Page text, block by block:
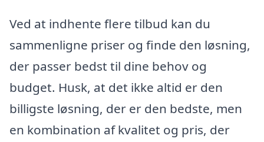
Ved at indhente flere tilbud kan du
sammenligne priser og finde den løsning,
der passer bedst til dine behov og
budget. Husk, at det ikke altid er den
billigste løsning, der er den bedste, men
en kombination af kvalitet og pris, der